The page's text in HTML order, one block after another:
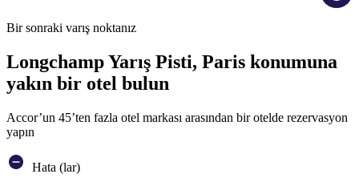
Bir sonraki varış noktanız
Longchamp Yarış Pisti, Paris konumuna
yakın bir otel bulun
Accor’un 45’ten fazla otel markası arasından bir otelde rezervasyon
yapın
Hata (lar)